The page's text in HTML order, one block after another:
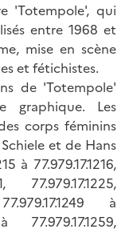
'Totempole', qui
entre 1968 et
mise en scène
et fétichistes.
de 'Totempole'
graphique. Les
corps féminins
et de Hans
à 77.979.17.1216,
77.979.17.1225,
à
77.979.17.1259,